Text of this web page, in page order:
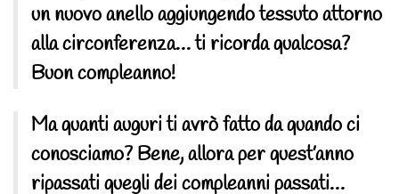
un nuovo anello aggiungendo tessuto attorno
alla circonferenza… ti ricorda qualcosa?
Buon compleanno!
Ma quanti auguri ti avrò fatto da quando ci
conosciamo? Bene, allora per quest’anno
ripassati quegli dei compleanni passati…